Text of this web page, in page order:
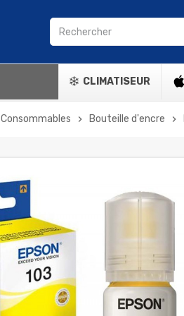
CLIMATISEUR
Consommables chevron_right Bouteille d'encre chevron_right